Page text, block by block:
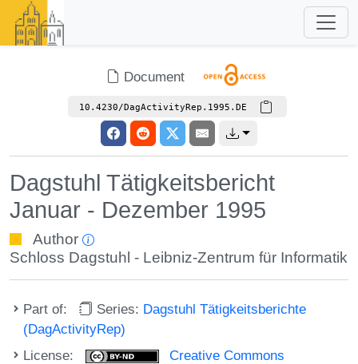
Document
10.4230/DagActivityRep.1995.DE
Dagstuhl Tätigkeitsbericht
Januar - Dezember 1995
Author
Schloss Dagstuhl - Leibniz-Zentrum für Informatik
Part of: Series: Dagstuhl Tätigkeitsberichte
(DagActivityRep)
License:
Creative Commons